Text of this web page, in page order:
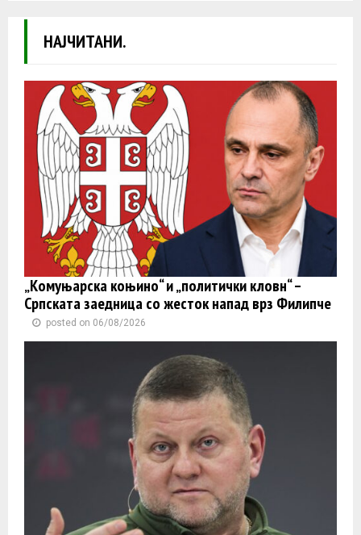
НАЈЧИТАНИ.
„Комуњарска коњино“ и „политички кловн“ –
Српската заедница со жесток напад врз Филипче
posted on 06/08/2026